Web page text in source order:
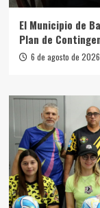
El Municipio de
Plan de
6 de agosto de 2026